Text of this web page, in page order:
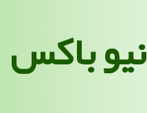
نیو باکس